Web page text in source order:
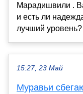
Марадишвили .
и есть ли
лучший
15:27, 23 Май
Муравьи